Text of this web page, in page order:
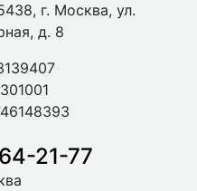
г. Москва, ул.
д. 8
21-77